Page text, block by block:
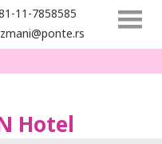
11-7858585
Hotel